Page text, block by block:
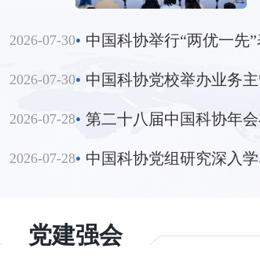
思想，强化
2026-07-30
2026-07-30
2026-07-28
2026-07-28
•
•
• 第二十八届中国科协年
•
党建强会